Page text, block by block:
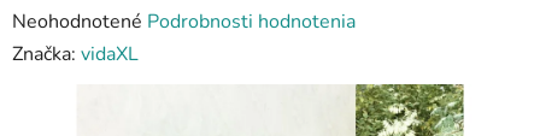
Priemerné
hodnotenie
Neohodnotené Podrobnosti hodnotenia
Značka: vidaXL